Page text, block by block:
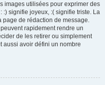
images utilisées pour exprimer des
signifie joyeux, :( signifie triste. La
page de rédaction de message.
rapidement rendre un
de les retirer ou simplement
aussi avoir défini un nombre